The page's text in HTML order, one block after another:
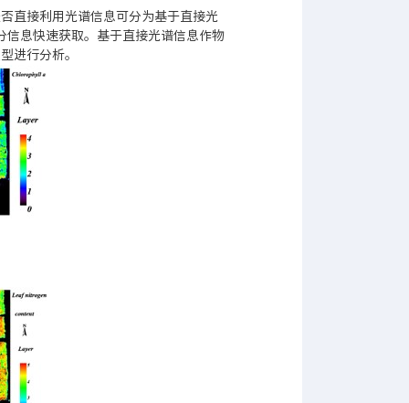
直接利用光谱信息可分为基于直接光
息快速获取。基于直接光谱信息作物
进行分析。